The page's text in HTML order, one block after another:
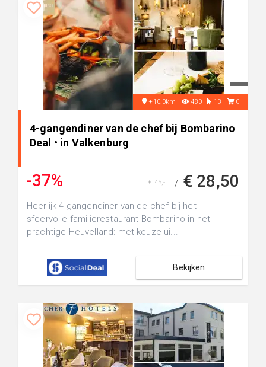
+10.0km 480 13 0
4-gangendiner van de chef bij Bombarino
Deal • in Valkenburg
-37% +/- € 28,50
€ 45,-
Heerlijk 4-gangendiner van de chef bij het
sfeervolle familierestaurant Bombarino in het
prachtige Heuvelland: met keuze ui...
Bekijken